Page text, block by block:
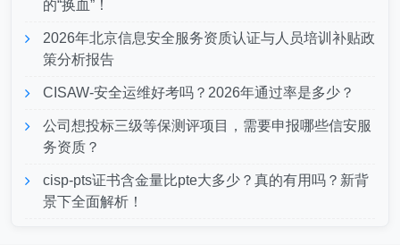
的“换血”！
2026年北京信息安全服务资质认证与人员培训补贴政
策分析报告
CISAW-安全运维好考吗？2026年通过率是多少？
公司想投标三级等保测评项目，需要申报哪些信安服
务资质？
cisp-pts证书含金量比pte大多少？真的有用吗？新背
景下全面解析！